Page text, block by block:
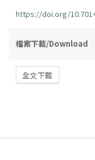
https://doi.org/
檔案下載/Download
全文下載